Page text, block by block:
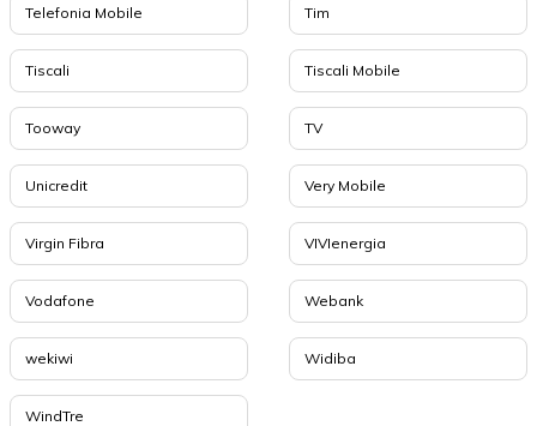
Telefonia Mobile Tim
Tiscali Tiscali Mobile
Tooway TV
Unicredit Very Mobile
Virgin Fibra VIVIenergia
Vodafone Webank
wekiwi Widiba
WindTre